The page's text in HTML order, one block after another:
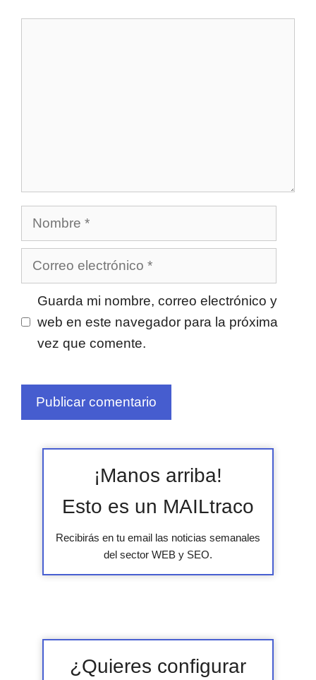
Nombre
Correo
Guarda mi nombre, correo electrónico y
web en este navegador para la próxima
vez que comente.
¡Manos arriba!
Esto es un MAILtraco
Recibirás en tu email las noticias semanales
del sector WEB y SEO.
¿Quieres configurar